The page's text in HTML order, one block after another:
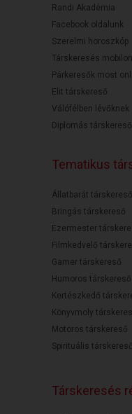
Randi Akadémia
Facebook oldalunk
Szerelmi horoszkóp
Társkeresés mobilon
Párkeresők most
Elit társkereső
Válófélben lévőknek
Diplomás társkereső
Tematikus
Állatbarát társkereső
Bringás társkereső
Ezermester
Filmkedvelő
Gamer társkereső
Humoros társkereső
Kertészkedő
Könyvmoly
Motoros társkereső
Spirituális társkereső
Társkeresés